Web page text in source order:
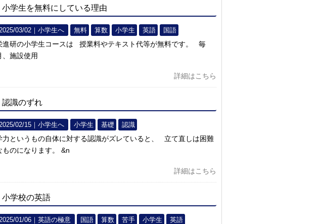
小学生を無料にしている理由
2025/03/02｜小学生へ 無料 算数 小学生 英語 国語
進研の小学生コースは 授業料やテキスト代等が無料です。 毎
、施設使用
詳細はこちら
認識のずれ
02/15｜小学生へ 小学生 基礎 認識
力というもの自体に対する認識がズレていると、 立て直しは困難
ものになります。 &n
詳細はこちら
小学校の英語
2025/01/06｜英語の極意 国語 算数 苦手 小学生 英語